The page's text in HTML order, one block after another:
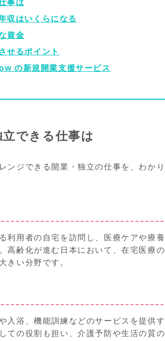
事は
収はいくらになる
資金
せるポイント
の新規開業支援サービス
できる仕事は
ンジできる開業・独立の仕事を、わかり
利用者の自宅を訪問し、医療ケアや療養
高齢化が進む日本において、在宅医療の
きい分野です。
入浴、機能訓練などのサービスを提供す
ての役割も担い、介護予防や生活の質の